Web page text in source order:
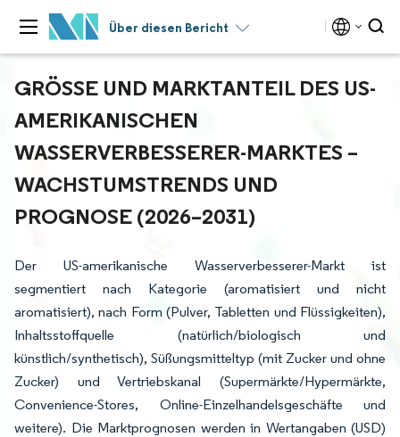
Über diesen Bericht
GRÖSSE UND MARKTANTEIL DES US-A
MERIKANISCHEN W
ASSERVERBESSERER-MARKTES – W
ACHSTUMSTRENDS UND P
ROGNOSE (2026–2031)
Der US-amerikanische Wasserverbesserer-Markt ist
segmentiert nach Kategorie (aromatisiert und nicht
aromatisiert), nach Form (Pulver, Tabletten und Flüssigkeiten),
Inhaltsstoffquelle (natürlich/biologisch und
künstlich/synthetisch), Süßungsmitteltyp (mit Zucker und ohne
Zucker) und Vertriebskanal (Supermärkte/Hypermärkte,
Convenience-Stores, Online-Einzelhandelsgeschäfte und
weitere). Die Marktprognosen werden in Wertangaben (USD)